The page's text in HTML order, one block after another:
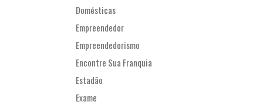
Domésticas
Empreendedor
Empreendedorismo
Encontre Sua Franquia
Estadão
Exame